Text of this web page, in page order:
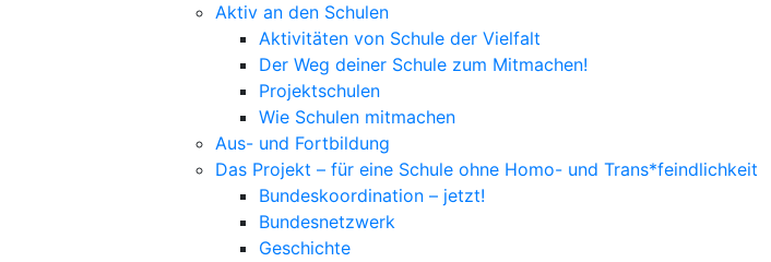
Aktiv an den Schulen
Aktivitäten von Schule der Vielfalt
Der Weg deiner Schule zum Mitmachen!
Projektschulen
Wie Schulen mitmachen
Aus- und Fortbildung
Das Projekt – für eine Schule ohne Homo- und Trans*feindlichkeit
Bundeskoordination – jetzt!
Bundesnetzwerk
Geschichte